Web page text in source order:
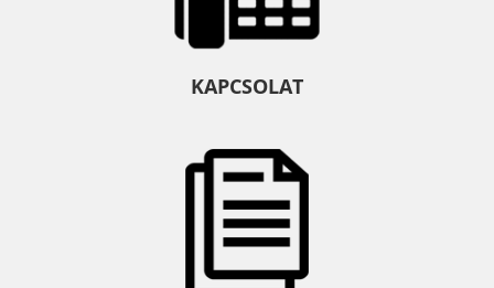
KAPCSOLAT